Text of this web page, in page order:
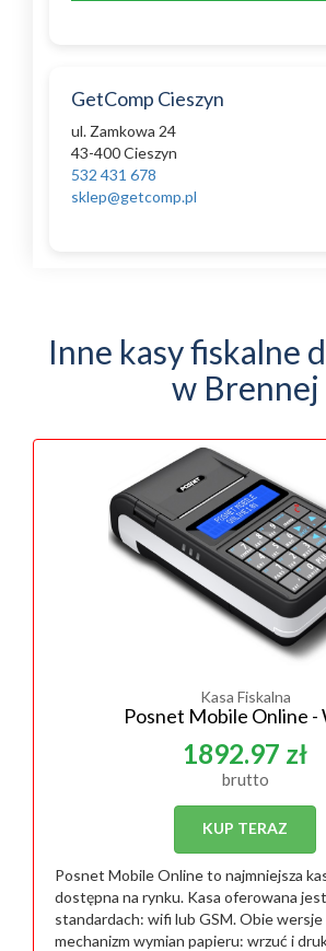
GetComp Cieszyn
ul. Zamkowa 24
43-400 Cieszyn
532 431 678
sklep@getcomp.pl
Inne kasy fiskalne
w Brennej
Kasa Fiskalna
Posnet Mobile Online -
1892.97 zł
brutto
KUP TERAZ
Posnet Mobile Online to najmniejsza
dostępna na rynku. Kasa oferowana
standardach: wifi lub GSM. Obie wersje
mechanizm wymian papieru: wrzuć i